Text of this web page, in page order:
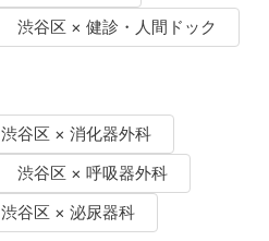
渋谷区 × 健診・人間ドック
渋谷区 × 消化器外科
渋谷区 × 呼吸器外科
渋谷区 × 泌尿器科